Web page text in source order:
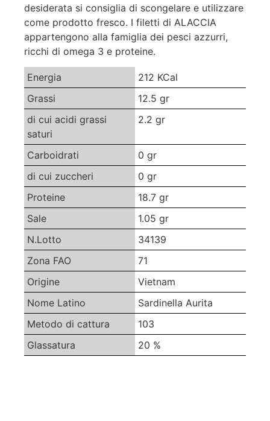
desiderata si consiglia di scongelare e utilizzare
come prodotto fresco. I filetti di ALACCIA
appartengono alla famiglia dei pesci azzurri,
ricchi di omega 3 e proteine.
Energia
212 KCal
Grassi
12.5 gr
di cui acidi grassi
saturi
2.2 gr
Carboidrati
0 gr
di cui zuccheri
0 gr
Proteine
18.7 gr
Sale
1.05 gr
N.Lotto
34139
Zona FAO
71
Origine
Vietnam
Nome Latino
Sardinella Aurita
Metodo di cattura
103
Glassatura
20 %